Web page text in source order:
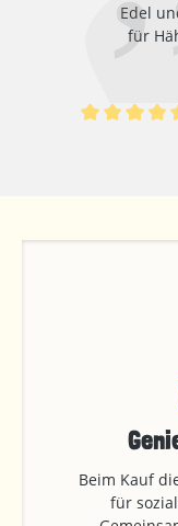
Edel
für
Beim Kauf
für